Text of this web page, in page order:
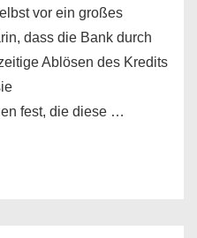
vor ein großes
dass die Bank durch
Ablösen des Kredits
fest, die diese …